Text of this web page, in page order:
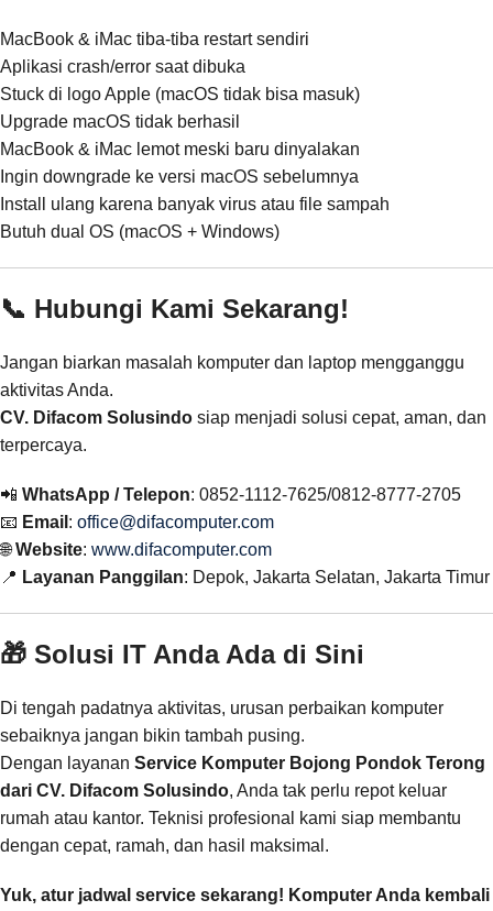
MacBook & iMac tiba-tiba restart sendiri
Aplikasi crash/error saat dibuka
Stuck di logo Apple (macOS tidak bisa masuk)
Upgrade macOS tidak berhasil
MacBook & iMac lemot meski baru dinyalakan
Ingin downgrade ke versi macOS sebelumnya
Install ulang karena banyak virus atau file sampah
Butuh dual OS (macOS + Windows)
📞 Hubungi Kami Sekarang!
Jangan biarkan masalah komputer dan laptop mengganggu
aktivitas Anda.
CV. Difacom Solusindo siap menjadi solusi cepat, aman, dan
terpercaya.
📲 WhatsApp / Telepon: 0852-1112-7625/0812-8777-2705
📧 Email : office@difacomputer.com
🌐Website: www.difacomputer.com
📍 Layanan Panggilan: Depok, Jakarta Selatan, Jakarta Timur
🎁 Solusi IT Anda Ada di Sini
Di tengah padatnya aktivitas, urusan perbaikan komputer
sebaiknya jangan bikin tambah pusing.
Dengan layanan Service Komputer Bojong Pondok Terong
dari CV. Difacom Solusindo, Anda tak perlu repot keluar
rumah atau kantor. Teknisi profesional kami siap membantu
dengan cepat, ramah, dan hasil maksimal.
Yuk, atur jadwal service sekarang! Komputer Anda kembali